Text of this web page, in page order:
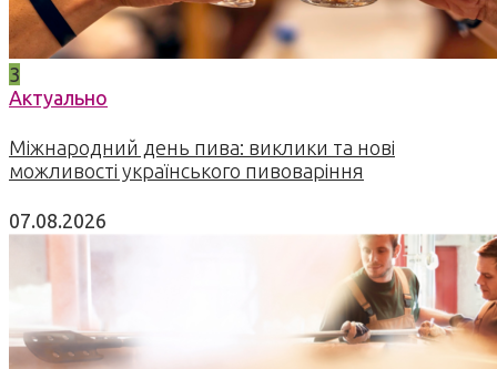
3
Актуально
Міжнародний день пива: виклики та нові
можливості українського пивоваріння
07.08.2026